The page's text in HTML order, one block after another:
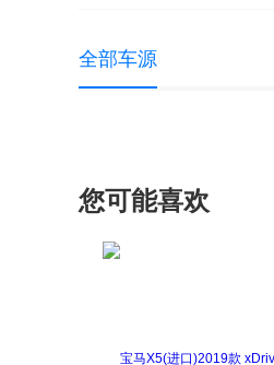
全部车源
您可能喜欢